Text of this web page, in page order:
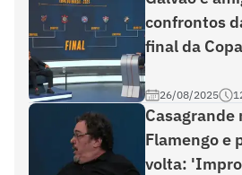
confrontos
final da
26/08/2025
Casagrande
Flamengo e
volta: